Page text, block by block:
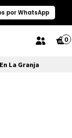
por WhatsApp
0
La Granja